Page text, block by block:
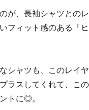
が、長袖シャツとの
フィット感のある「
シャツも、このレイ
ラスしてくれて、こ
トに◎。